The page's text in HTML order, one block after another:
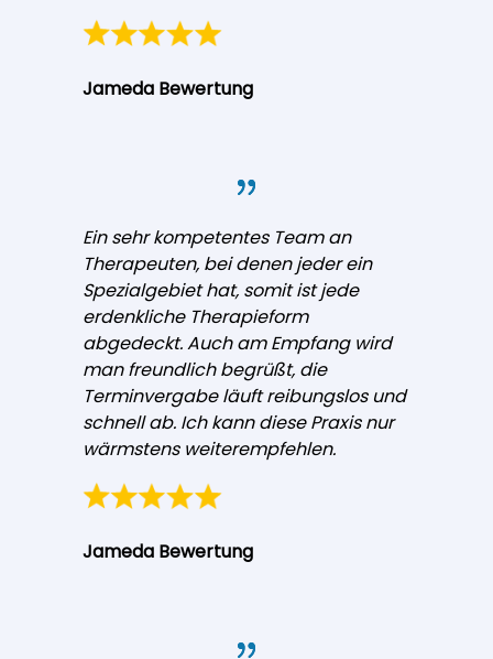
Jameda Bewertung
Ein sehr kompetentes Team an
Therapeuten, bei denen jeder ein
Spezialgebiet hat, somit ist jede
erdenkliche Therapieform
abgedeckt. Auch am Empfang wird
man freundlich begrüßt, die
Terminvergabe läuft reibungslos und
schnell ab. Ich kann diese Praxis nur
wärmstens weiterempfehlen.
Jameda Bewertung